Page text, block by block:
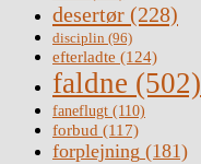
desertør (228)
disciplin (96)
efterladte (124)
faldne (502)
faneflugt (110)
forbud (117)
forplejning (181)